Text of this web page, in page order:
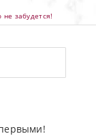
забудется!